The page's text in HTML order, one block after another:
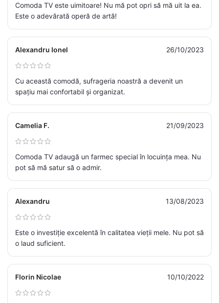
Comoda TV este uimitoare! Nu mă pot opri să mă uit la ea.
Este o adevărată operă de artă!
Alexandru Ionel 26/10/2023
Cu această comodă, sufrageria noastră a devenit un
spațiu mai confortabil și organizat.
Camelia F. 21/09/2023
Comoda TV adaugă un farmec special în locuința mea. Nu
pot să mă satur să o admir.
Alexandru 13/08/2023
Este o investiție excelentă în calitatea vieții mele. Nu pot să
o laud suficient.
Florin Nicolae 10/10/2022